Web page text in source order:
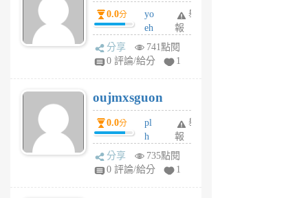
m
v
A
V
個
月
前
0.0分
yo
eh
ld
gy
個
月
前
舉
報
分享
741點閱
0 評論/給分
1
oujmxsguon
0.0分
pl
h
wi
w
舉
報
分享
735點閱
0 評論/給分
1